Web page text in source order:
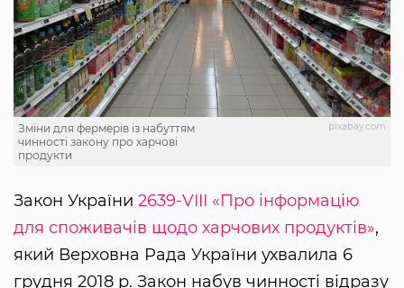
pixabay.com
Зміни для фермерів із набуттям
чинності закону про харчові
продукти
Закон України 2639-VIII «Про інформацію
для споживачів щодо харчових продуктів»,
який Верховна Рада України ухвалила 6
грудня 2018 р. Закон набув чинності відразу